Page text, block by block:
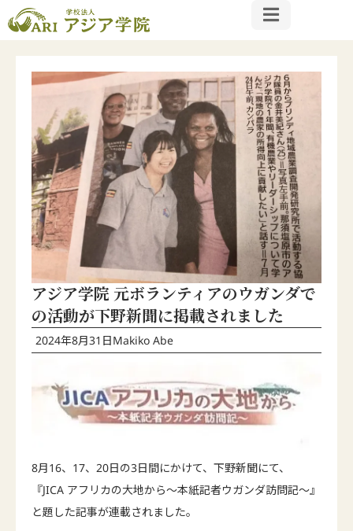
アジア学院 元ボランティアのウガンダで
の活動が下野新聞に掲載されました
2024年8月31日Makiko Abe
8月16、17、20日の3日間にかけて、下野新聞にて、
『JICA アフリカの大地から～本紙記者ウガンダ訪問記～』
と題した記事が連載されました。